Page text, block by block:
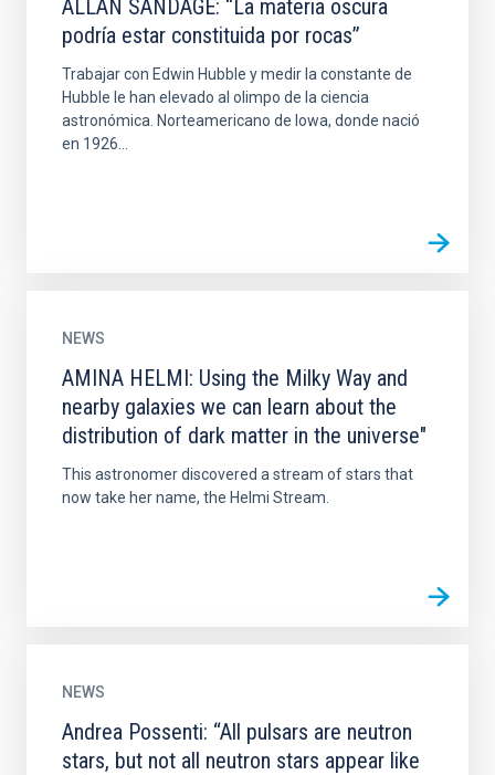
ALLAN SANDAGE: “La materia oscura
podría estar constituida por rocas”
Trabajar con Edwin Hubble y medir la constante de
Hubble le han elevado al olimpo de la ciencia
astronómica. Norteamericano de Iowa, donde nació
en 1926...
NEWS
AMINA HELMI: Using the Milky Way and
nearby galaxies we can learn about the
distribution of dark matter in the universe"
This astronomer discovered a stream of stars that
now take her name, the Helmi Stream.
NEWS
Andrea Possenti: “All pulsars are neutron
stars, but not all neutron stars appear like